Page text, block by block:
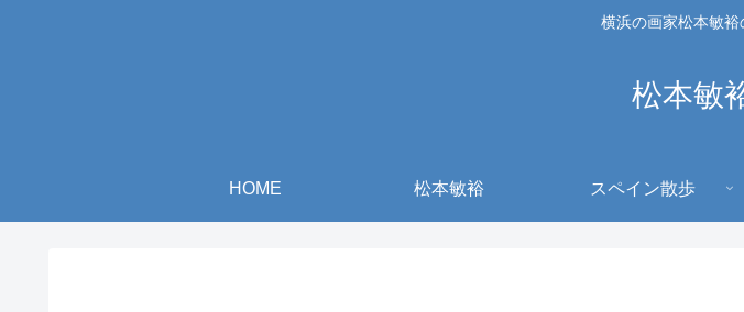
横浜の画家松本敏
松本敏
HOME 松本敏裕 スペイン散歩